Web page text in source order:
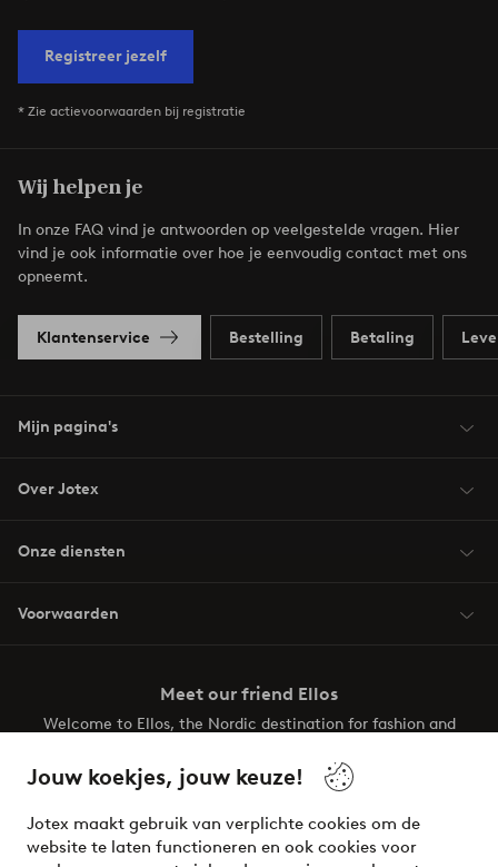
Jouw koekjes, jouw keuze!
Jotex maakt gebruik van verplichte cookies om de
website te laten functioneren en ook cookies voor
Registreer jezelf
* Zie actievoorwaarden bij registratie
Wij helpen je
In onze FAQ vind je antwoorden op veelgestelde vragen. Hier
vind je ook informatie over hoe je eenvoudig contact met ons
opneemt.
Klantenservice Bestelling Betaling
Mijn pagina's
Over Jotex
Onze diensten
Voorwaarden
Meet our friend Ellos
Welcome to Ellos, the Nordic destination for fashion and
your wardrobe. Your next inspiring look is here!